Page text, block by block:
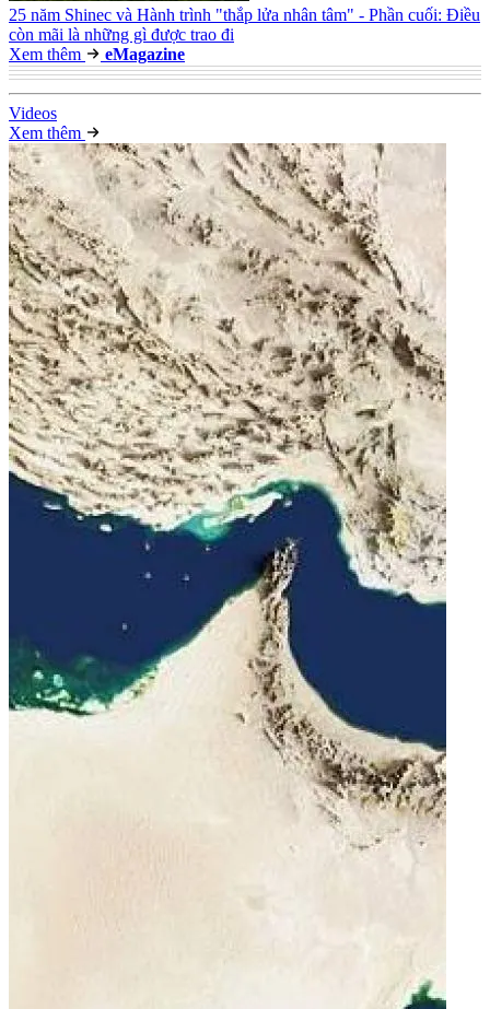
25 năm Shinec và Hành trình "thắp lửa nhân tâm" - Phần cuối: Điều
còn mãi là những gì được trao đi
Xem thêm
eMagazine
Videos
Xem thêm